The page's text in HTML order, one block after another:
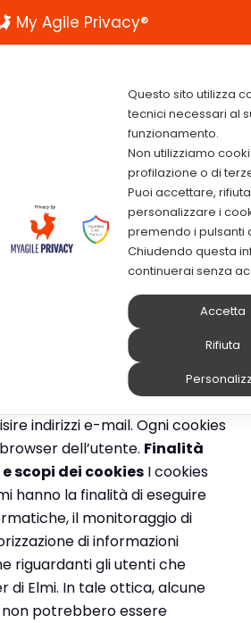
Cookies deve essere letta
Policy consultabile nella
presente sul sito
Detta Cookies Policy ha
di descrivere le varie tipologie
usate su questo sito web
e le condizioni di utilizzo
di “cookies”
I cookies
inviati dal Sito al terminale
al browser), i quali
per essere poi ritrasmessi al
visita del medesimo utente. Un
nessun altro dato dal
né trasmettere virus
indirizzi e-mail. Ogni cookies
dell’utente. Finalità
scopi dei cookies I cookies
hanno la finalità di eseguire
il monitoraggio di
di informazioni
riguardanti gli utenti che
di Elmi. In tale ottica, alcune
non potrebbero essere
My Agile Privacy®
Questo sito utilizza
tecnici necessari al
funzionamento.
Non utilizziamo
profilazione o di
Puoi accettare,
personalizzare i
premendo i pulsanti
Chiudendo questa
continuerai senza
Accetta
Rifiuta